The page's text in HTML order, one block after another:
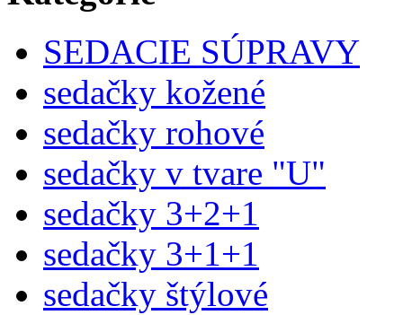
SEDACIE SÚPRAVY
sedačky kožené
sedačky rohové
sedačky v tvare "U"
sedačky 3+2+1
sedačky 3+1+1
sedačky štýlové